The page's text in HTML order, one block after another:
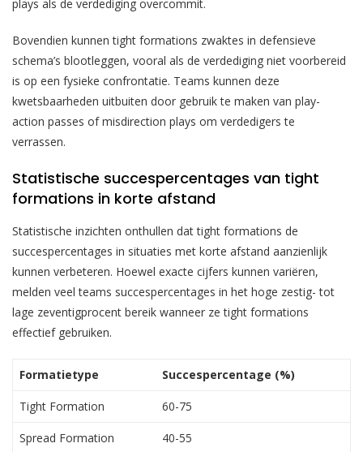
plays als de verdediging overcommit.
Bovendien kunnen tight formations zwaktes in defensieve
schema’s blootleggen, vooral als de verdediging niet voorbereid
is op een fysieke confrontatie. Teams kunnen deze
kwetsbaarheden uitbuiten door gebruik te maken van play-
action passes of misdirection plays om verdedigers te
verrassen.
Statistische succespercentages van tight
formations in korte afstand
Statistische inzichten onthullen dat tight formations de
succespercentages in situaties met korte afstand aanzienlijk
kunnen verbeteren. Hoewel exacte cijfers kunnen variëren,
melden veel teams succespercentages in het hoge zestig- tot
lage zeventigprocent bereik wanneer ze tight formations
effectief gebruiken.
Formatietype Succespercentage (%)
Tight Formation 60-75
Spread Formation
40-55